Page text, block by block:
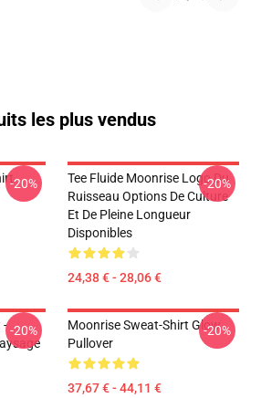
les plus vendus
-20%
Tee Fluide Moonrise Logo Du
Ruisseau Options De Culture
Et De Pleine Longueur
Disponibles
24,38 € - 28,06 €
-20%
--20%
Moonrise Sweat-Shirt Glow
Pullover
37,67 € - 44,11 €
-20%